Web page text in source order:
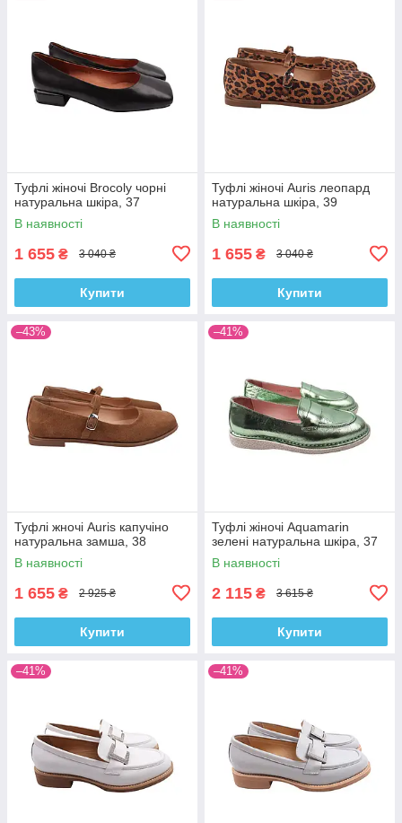
Туфлі жіночі Brocoly чорні
натуральна шкіра, 37
В наявності
1 655 ₴ 3 040 ₴
Купити
Туфлі жіночі Auris леопард
натуральна шкіра, 39
В наявності
1 655 ₴ 3 040 ₴
Купити
–43%
Туфлі жночі Auris капучіно
натуральна замша, 38
В наявності
1 655 ₴ 2 925 ₴
Купити
–41%
Туфлі жіночі Aquamarin
зелені натуральна шкіра, 37
В наявності
2 115 ₴ 3 615 ₴
Купити
–41% –41%